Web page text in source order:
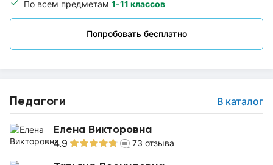
По всем предметам 1-11 классов
Попробовать бесплатно
Педагоги В каталог
Елена Викторовна
4.9 73 отзыва